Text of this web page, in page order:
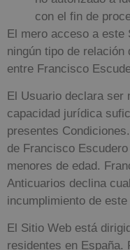
con el fin de
El mero acceso a este
ningún tipo de
entre Francisco
El Usuario declara ser
capacidad jurídica
presentes
de Francisco
menores de edad.
Anticuarios declina
incumplimiento de
El Sitio Web está
residentes en España.